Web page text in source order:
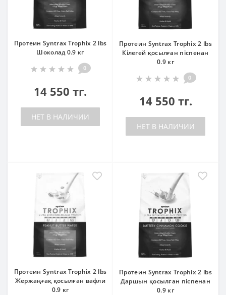
Протеин Syntrax Trophix 2 lbs
Шоколад 0.9 кг
0
14 550 тг.
НЕТ В НАЛИЧИИ
Протеин Syntrax Trophix 2 lbs
Кілегей қосылған піспенан
0.9 кг
0
14 550 тг.
НЕТ В НАЛИЧИИ
Протеин Syntrax Trophix 2 lbs
Жержаңғақ қосылған вафли
0.9 кг
Протеин Syntrax Trophix 2 lbs
Даршын қосылған піспенан
0.9 кг